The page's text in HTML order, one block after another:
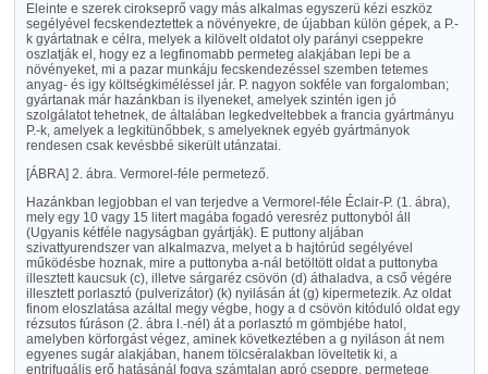
Eleinte e szerek cirokseprő vagy más alkalmas egyszerü kézi eszköz
segélyével fecskendeztettek a növényekre, de újabban külön gépek, a P.-
k gyártatnak e célra, melyek a kilövelt oldatot oly parányi cseppekre
oszlatják el, hogy ez a legfinomabb permeteg alakjában lepi be a
növényeket, mi a pazar munkáju fecskendezéssel szemben tetemes
anyag- és igy költségkiméléssel jár. P. nagyon sokféle van forgalomban;
gyártanak már hazánkban is ilyeneket, amelyek szintén igen jó
szolgálatot tehetnek, de általában legkedveltebbek a francia gyártmányu
P.-k, amelyek a legkitünőbbek, s amelyeknek egyéb gyártmányok
rendesen csak kevésbbé sikerült utánzatai.
[ÁBRA] 2. ábra. Vermorel-féle permetező.
Hazánkban legjobban el van terjedve a Vermorel-féle Éclair-P. (1. ábra),
mely egy 10 vagy 15 litert magába fogadó veresréz puttonyból áll
(Ugyanis kétféle nagyságban gyártják). E puttony aljában
szivattyurendszer van alkalmazva, melyet a b hajtórúd segélyével
működésbe hoznak, mire a puttonyba a-nál betöltött oldat a puttonyba
illesztett kaucsuk (c), illetve sárgaréz csövön (d) áthaladva, a cső végére
illesztett porlasztó (pulverizátor) (k) nyilásán át (g) kipermetezik. Az oldat
finom eloszlatása azáltal megy végbe, hogy a d csövön kitóduló oldat egy
rézsutos fúráson (2. ábra l.-nél) át a porlasztó m gömbjébe hatol,
amelyben körforgást végez, aminek következtében a g nyiláson át nem
egyenes sugár alakjában, hanem tölcséralakban löveltetik ki, a
entrifugális erő hatásánál fogva számtalan apró cseppre, permetege